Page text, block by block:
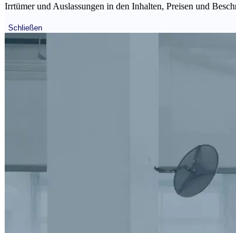
Irrtümer und Auslassungen in den Inhalten, Preisen und
Schließen